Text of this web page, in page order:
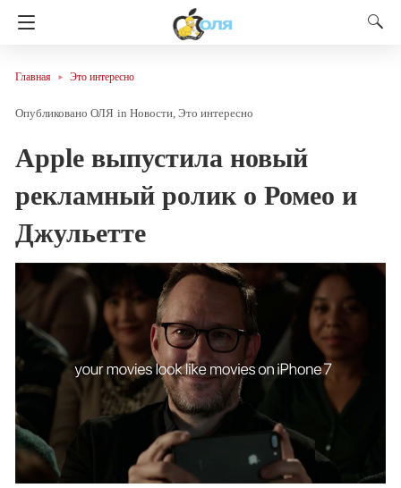
Главная Это интересно
ОЛЯ in Новости Это интересно
Apple выпустила новый
рекламный ролик о Ромео и
Джульетте